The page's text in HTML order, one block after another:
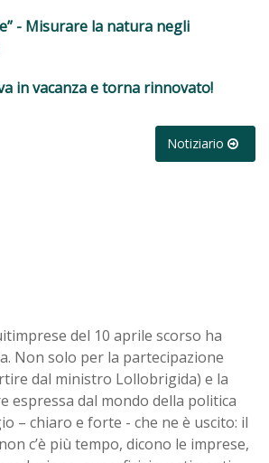
- Misurare la natura negli
in vacanza e torna rinnovato!
Notiziario
del 10 aprile scorso ha
Non solo per la partecipazione
dal ministro Lollobrigida) e la
espressa dal mondo della politica
– chiaro e forte - che ne è uscito: il
c’è più tempo, dicono le imprese,